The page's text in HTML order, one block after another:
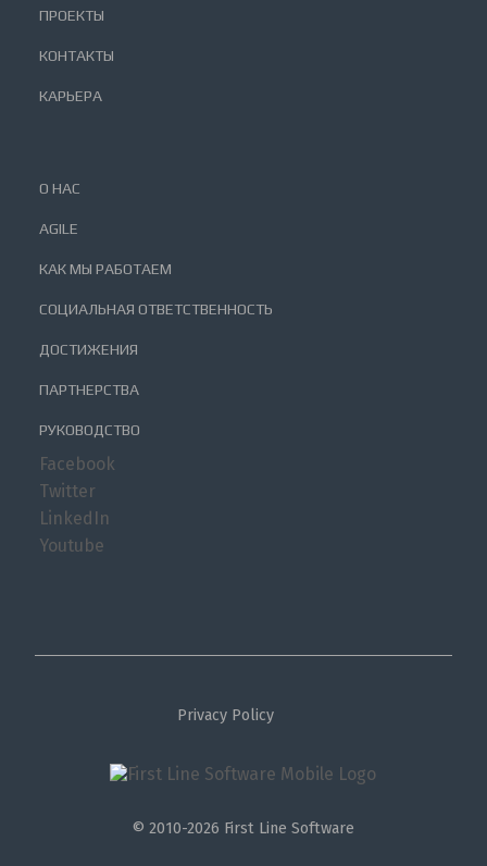
ПРОЕКТЫ
КОНТАКТЫ
КАРЬЕРА
О НАС
AGILE
КАК МЫ РАБОТАЕМ
СОЦИАЛЬНАЯ ОТВЕТСТВЕННОСТЬ
ДОСТИЖЕНИЯ
ПАРТНЕРСТВА
РУКОВОДСТВО
Facebook
Twitter
LinkedIn
Youtube
Privacy Policy
© 2010-2026 First Line Software